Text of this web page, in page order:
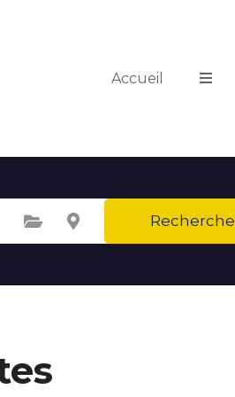
Accueil
Sélectionnez une catégorie Sélectionnez le lieu Recherche